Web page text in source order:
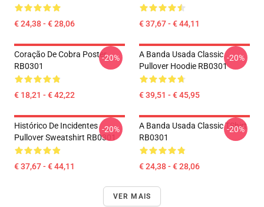
€ 24,38 - € 28,06 € 37,67 - € 44,11
Coração De Cobra Poster
RB0301
€ 18,21 - € 42,22
-20%
A Banda Usada Classic
Pullover Hoodie RB0301
€ 39,51 - € 45,95
-20%
Histórico De Incidentes
Pullover Sweatshirt RB0301
€ 37,67 - € 44,11
-20%
A Banda Usada Classic TShirt
RB0301
€ 24,38 - € 28,06
-20%
VER MAIS